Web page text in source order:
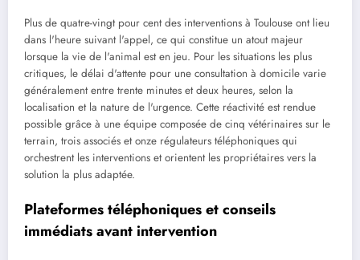
Plus de quatre-vingt pour cent des interventions à Toulouse ont lieu
dans l'heure suivant l'appel, ce qui constitue un atout majeur
lorsque la vie de l'animal est en jeu. Pour les situations les plus
critiques, le délai d'attente pour une consultation à domicile varie
généralement entre trente minutes et deux heures, selon la
localisation et la nature de l'urgence. Cette réactivité est rendue
possible grâce à une équipe composée de cinq vétérinaires sur le
terrain, trois associés et onze régulateurs téléphoniques qui
orchestrent les interventions et orientent les propriétaires vers la
solution la plus adaptée.
Plateformes téléphoniques et conseils
immédiats avant intervention